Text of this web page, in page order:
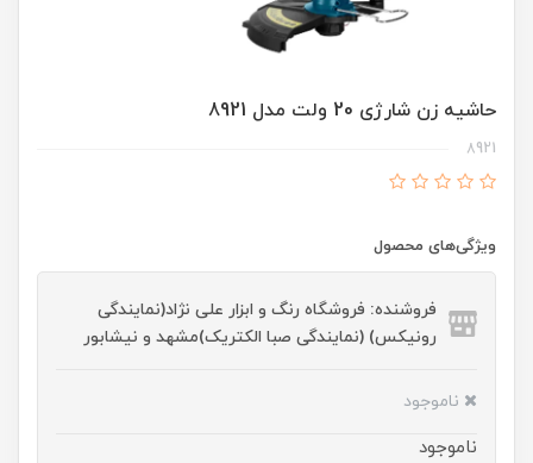
حاشیه زن شارژی 20 ولت مدل 8921
8921
ویژگی‌های محصول
فروشنده: فروشگاه رنگ و ابزار علی نژاد(نمایندگی
رونیکس) (نمایندگی صبا الکتریک)مشهد و نیشابور
ناموجود
ناموجود